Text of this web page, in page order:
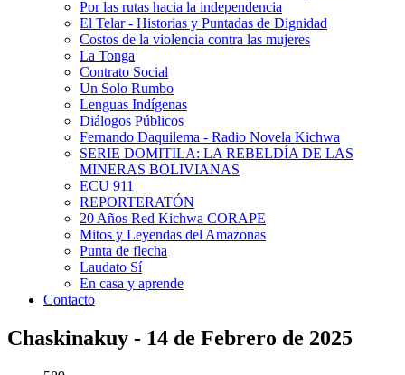
Por las rutas hacia la independencia
El Telar - Historias y Puntadas de Dignidad
Costos de la violencia contra las mujeres
La Tonga
Contrato Social
Un Solo Rumbo
Lenguas Indígenas
Diálogos Públicos
Fernando Daquilema - Radio Novela Kichwa
SERIE DOMITILA: LA REBELDÍA DE LAS
MINERAS BOLIVIANAS
ECU 911
REPORTERATÓN
20 Años Red Kichwa CORAPE
Mitos y Leyendas del Amazonas
Punta de flecha
Laudato Sí
En casa y aprende
Contacto
Chaskinakuy - 14 de Febrero de 2025